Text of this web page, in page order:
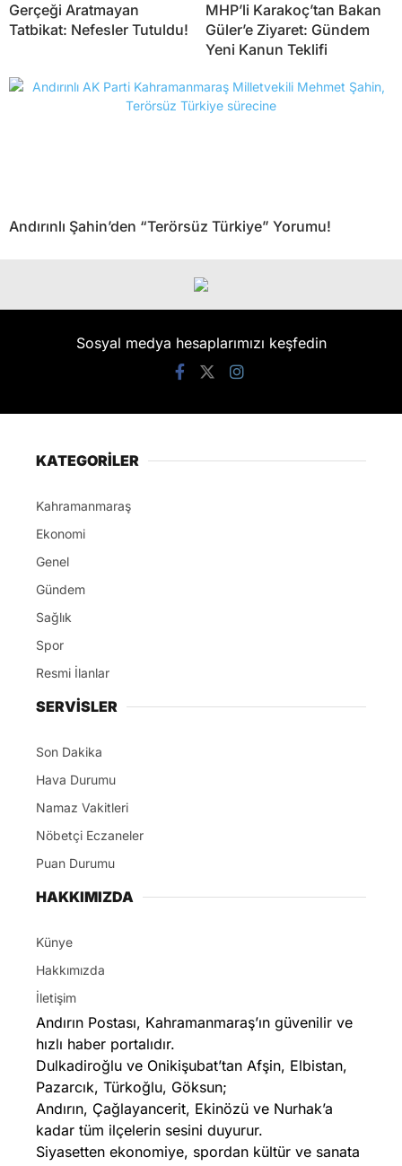
Gerçeği Aratmayan
Tatbikat: Nefesler Tutuldu!
MHP’li Karakoç’tan Bakan
Güler’e Ziyaret: Gündem
Yeni Kanun Teklifi
Andırınlı Şahin’den “Terörsüz Türkiye” Yorumu!
Sosyal medya hesaplarımızı keşfedin
KATEGORİLER
Kahramanmaraş
Ekonomi
Genel
Gündem
Sağlık
Spor
Resmi İlanlar
SERVİSLER
Son Dakika
Hava Durumu
Namaz Vakitleri
Nöbetçi Eczaneler
Puan Durumu
HAKKIMIZDA
Künye
Hakkımızda
İletişim
Andırın Postası, Kahramanmaraş’ın güvenilir ve
hızlı haber portalıdır.
Dulkadiroğlu ve Onikişubat’tan Afşin, Elbistan,
Pazarcık, Türkoğlu, Göksun;
Andırın, Çağlayancerit, Ekinözü ve Nurhak’a
kadar tüm ilçelerin sesini duyurur.
Siyasetten ekonomiye, spordan kültür ve sanata